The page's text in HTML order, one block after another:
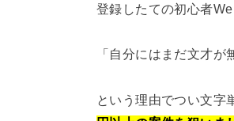
登録したての初心者
「自分にはまだ文才
という理由でつい文字